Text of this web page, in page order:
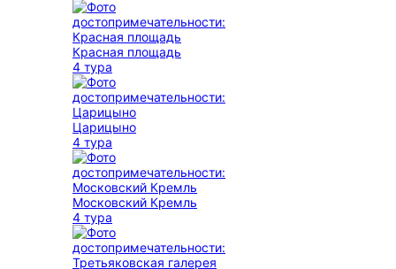
Красная площадь
4 тура
Царицыно
4 тура
Московский Кремль
4 тура